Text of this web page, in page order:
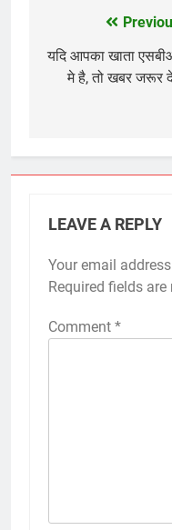
navigation
यदि आपका खाता
मे है, तो खबर जरूर
LEAVE A REPLY
Your email
Required fields are
Comment *